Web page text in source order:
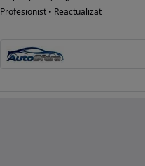
Profesionist • Reactualizat